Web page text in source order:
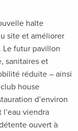
halte
site et améliorer
Le futur pavillon
sanitaires et
réduite – ainsi
house
d’environ
l’eau viendra
ouvert à